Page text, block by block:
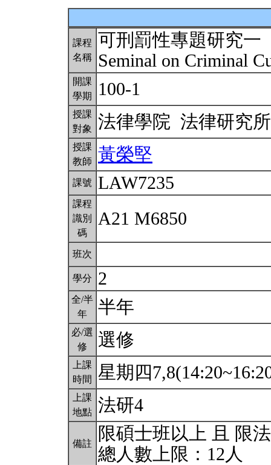
課程
名稱
可刑罰性專題研究一
Seminal on Criminal
開課
學期
100-1
授課
對象
法律學院 法律研究
授課
教師
黃榮堅
課號 LAW7235
課程
識別
碼
A21 M6850
班次
學分 2
全/半
年
半年
必/選
修
選修
上課
時間
星期四
上課
地點 法研4
備註
限碩士班以上 且 限
總人數上限：12人